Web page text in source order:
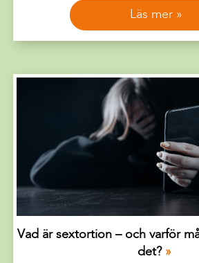
Läs mer
Vad är sextortion – och varför
det?